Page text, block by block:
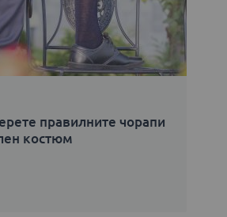
правилните чорапи
костюм